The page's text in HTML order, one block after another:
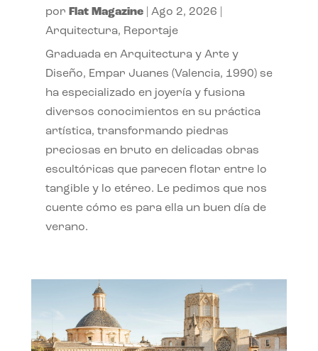
por Flat Magazine| Ago 2, 2026
Arquitectura, Reportaje
Graduada en Arquitectura y Arte y
Diseño, Empar Juanes (Valencia, 1990) se
ha especializado en joyería y fusiona
diversos conocimientos en su práctica
artística, transformando piedras
preciosas en bruto en delicadas obras
escultóricas que parecen flotar entre lo
tangible y lo etéreo. Le pedimos que nos
cuente cómo es para ella un buen día de
verano.